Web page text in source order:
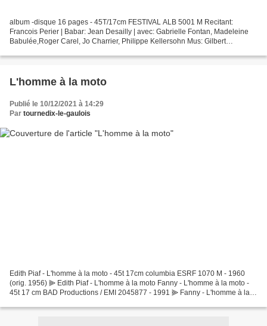
album -disque 16 pages - 45T/17cm FESTIVAL ALB 5001 M Recitant:
Francois Perier | Babar: Jean Desailly | avec: Gabrielle Fontan, Madeleine
Babulée,Roger Carel, Jo Charrier, Philippe Kellersohn Mus: Gilbert
L'homme à la moto
Publié le 10/12/2021 à 14:29
Par tournedix-le-gaulois
Edith Piaf - L'homme à la moto - 45t 17cm columbia ESRF 1070 M - 1960
(orig. 1956) ⫸ Edith Piaf - L'homme à la moto Fanny - L'homme à la moto -
45t 17 cm BAD Productions / EMI 2045877 - 1991 ⫸ Fanny - L'homme à la